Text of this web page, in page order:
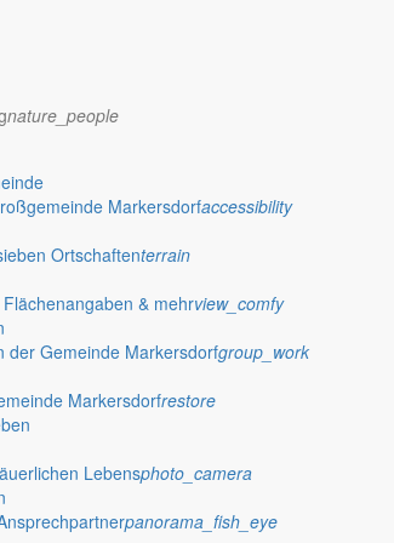
nature_people
Markersdorfaccessibility
Ortschaftenterrain
& mehrview_comfy
der Gemeinde Markersdorfgroup_work
Markersdorfrestore
Lebensphoto_camera
panorama_fish_eye